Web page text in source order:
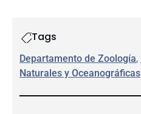
Tags
Departamento de Zoología,
Naturales y Oceanográficas